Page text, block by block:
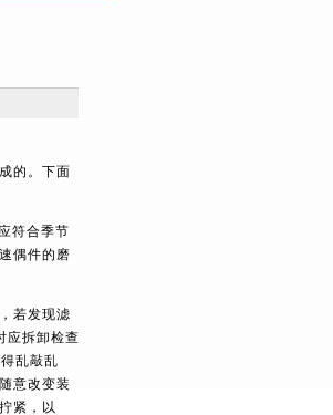
的。下面
符合季节
偶件的磨
若发现滤
应拆卸检查
乱敲乱
意改变装
紧，以